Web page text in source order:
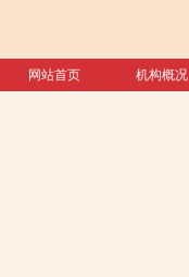
网站首页 机构概况